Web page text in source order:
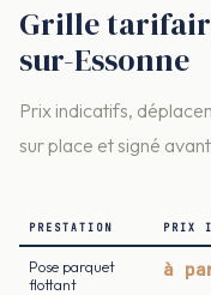
Grille
sur-Essonne
Prix indicatifs,
sur place et signé
PRESTATION PRIX
Pose parquet
flottant
à